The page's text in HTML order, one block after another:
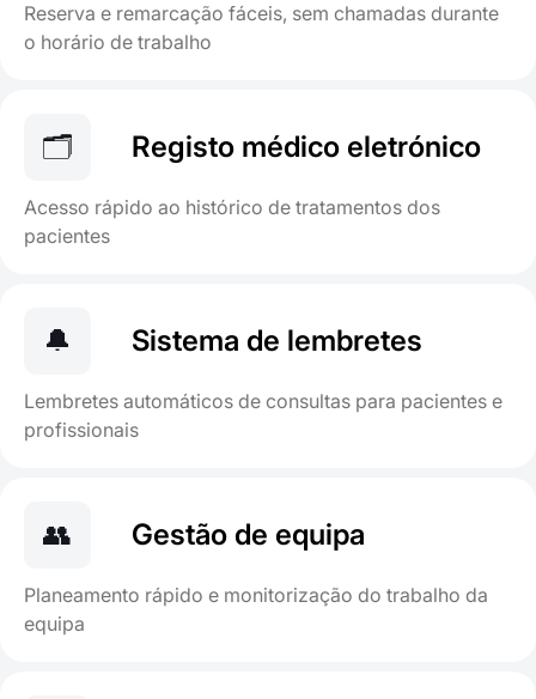
Reserva e remarcação fáceis, sem chamadas durante
o horário de trabalho
🗂️ Registo médico eletrónico
Acesso rápido ao histórico de tratamentos dos
pacientes
🔔 Sistema de lembretes
Lembretes automáticos de consultas para pacientes e
profissionais
👥 Gestão de equipa
Planeamento rápido e monitorização do trabalho da
equipa